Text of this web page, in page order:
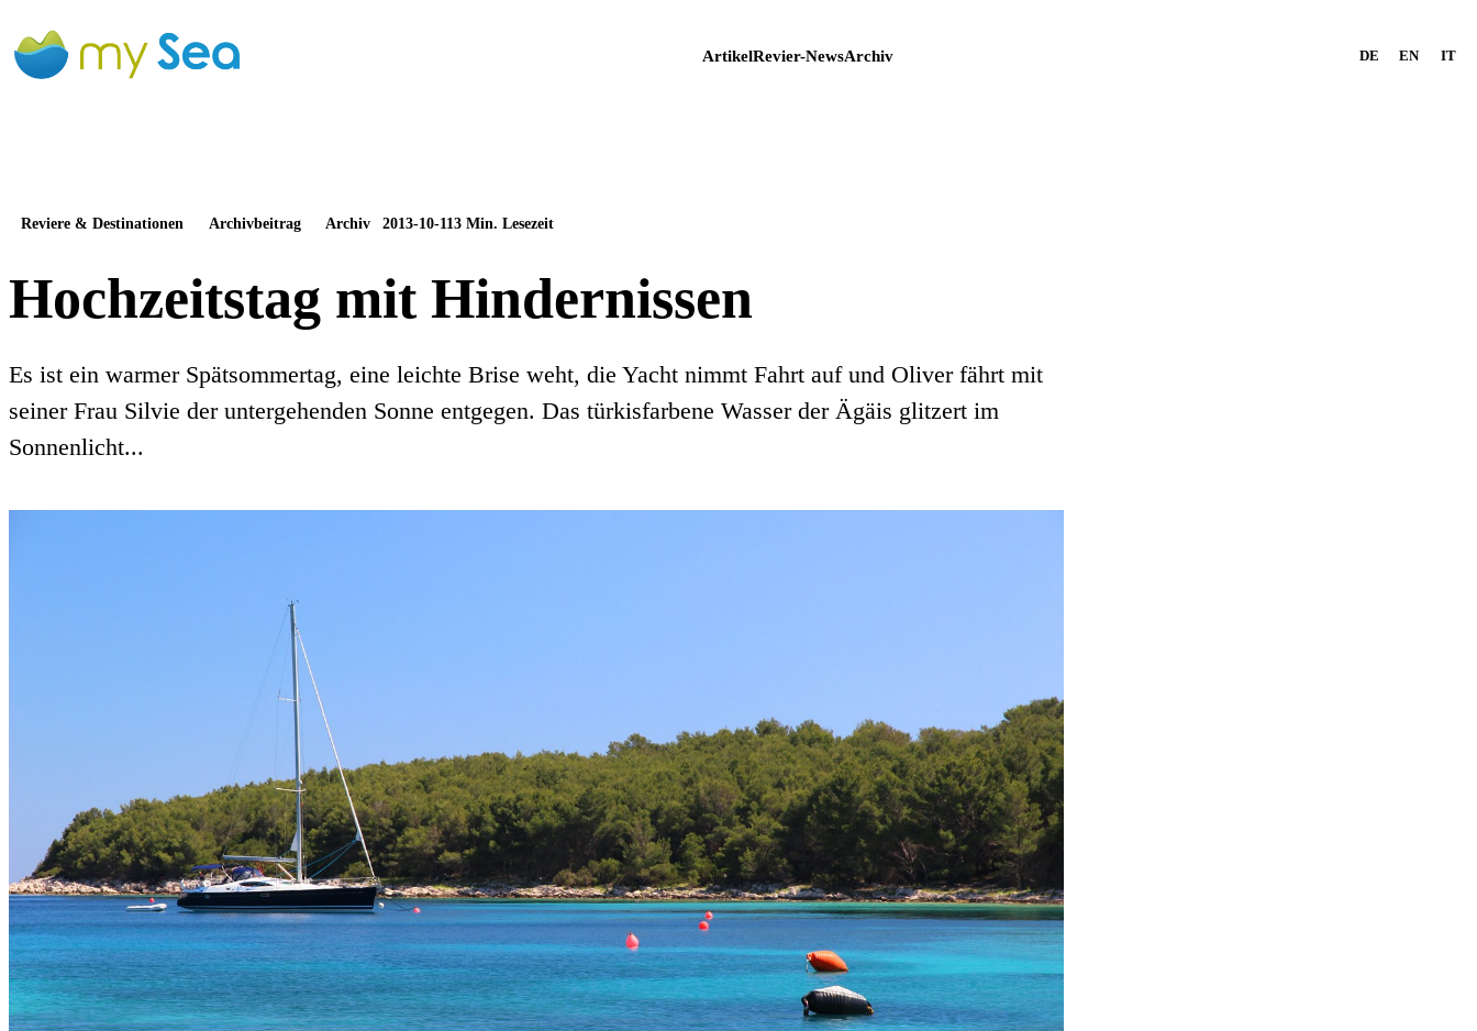
ArtikelRevier-NewsArchiv DE EN IT
Reviere & Destinationen Archivbeitrag Archiv 2013-10-113 Min. Lesezeit
Hochzeitstag mit Hindernissen
Es ist ein warmer Spätsommertag, eine leichte Brise weht, die Yacht nimmt Fahrt auf und Oliver fährt mit
seiner Frau Silvie der untergehenden Sonne entgegen. Das türkisfarbene Wasser der Ägäis glitzert im
Sonnenlicht...